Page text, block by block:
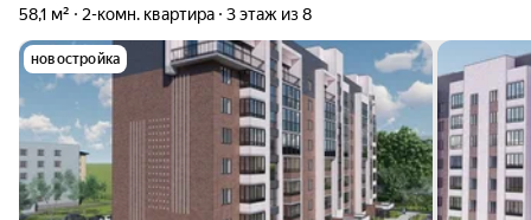
58,1 м² 2-комн. квартира 3 этаж из 8
новостройка